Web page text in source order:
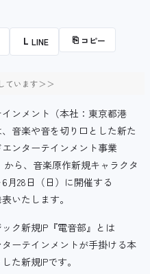
L LINE ⎘ コピー
ています＞＞
ンメント（本社：東京都港
音楽や音を切り口とした新た
ンターテインメント事業
から、音楽原作新規キャラクタ
月28日（日）に開催する
いたします。
ク新規IP『電音部』とは
ーテインメントが手掛ける本
た新規IPです。